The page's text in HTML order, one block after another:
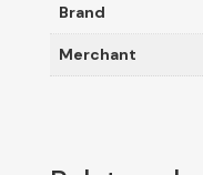
Brand
Merchant